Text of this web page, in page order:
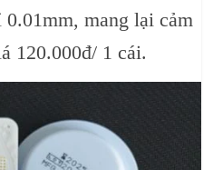
mang lại cảm
120.000đ/ 1 cái.